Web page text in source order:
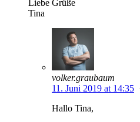
Liebe Grüße
Tina
volker.graubaum
11. Juni 2019 at 14:35
Hallo Tina,